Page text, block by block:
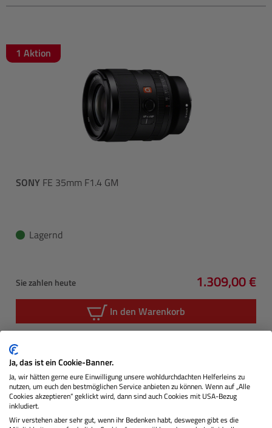
1 Aktion
SONY FE 35mm F1.4 GM
Lagernd
Sie zahlen heute
Regulärer
1.309,00 €
In den Warenkorb
Ja, das ist ein Cookie-Banner.
Ja, wir hätten gerne eure Einwilligung unsere wohldurchdachten Helferleins zu
nutzen, um euch den bestmöglichen Service anbieten zu können. Wenn auf „Alle
Cookies akzeptieren“ geklickt wird, dann sind auch Cookies mit USA-Bezug
inkludiert.
Wir verstehen aber sehr gut, wenn ihr Bedenken habt, deswegen gibt es die